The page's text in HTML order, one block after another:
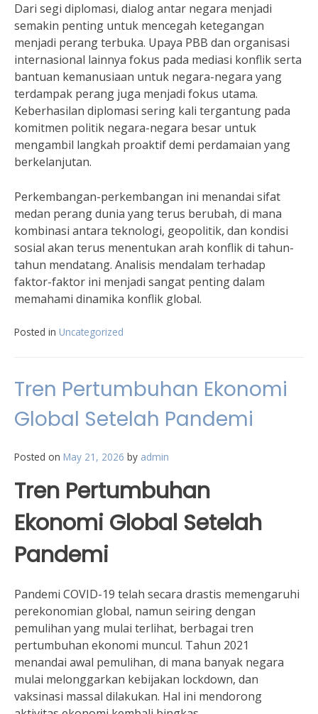
Dari segi diplomasi, dialog antar negara menjadi
semakin penting untuk mencegah ketegangan
menjadi perang terbuka. Upaya PBB dan organisasi
internasional lainnya fokus pada mediasi konflik serta
bantuan kemanusiaan untuk negara-negara yang
terdampak perang juga menjadi fokus utama.
Keberhasilan diplomasi sering kali tergantung pada
komitmen politik negara-negara besar untuk
mengambil langkah proaktif demi perdamaian yang
berkelanjutan.
Perkembangan-perkembangan ini menandai sifat
medan perang dunia yang terus berubah, di mana
kombinasi antara teknologi, geopolitik, dan kondisi
sosial akan terus menentukan arah konflik di tahun-
tahun mendatang. Analisis mendalam terhadap
faktor-faktor ini menjadi sangat penting dalam
memahami dinamika konflik global.
Posted in Uncategorized
Tren Pertumbuhan Ekonomi
Global Setelah Pandemi
Posted on May 21, 2026 by admin
Tren Pertumbuhan
Ekonomi Global Setelah
Pandemi
Pandemi COVID-19 telah secara drastis memengaruhi
perekonomian global, namun seiring dengan
pemulihan yang mulai terlihat, berbagai tren
pertumbuhan ekonomi muncul. Tahun 2021
menandai awal pemulihan, di mana banyak negara
mulai melonggarkan kebijakan lockdown, dan
vaksinasi massal dilakukan. Hal ini mendorong